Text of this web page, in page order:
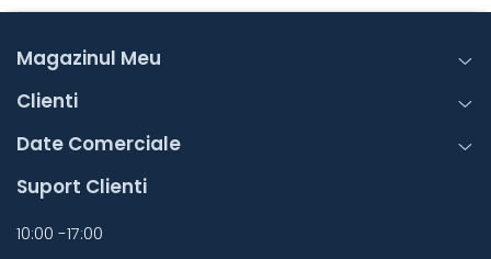
Magazinul Meu
Clienti
Date Comerciale
Suport Clienti
10:00 -17:00